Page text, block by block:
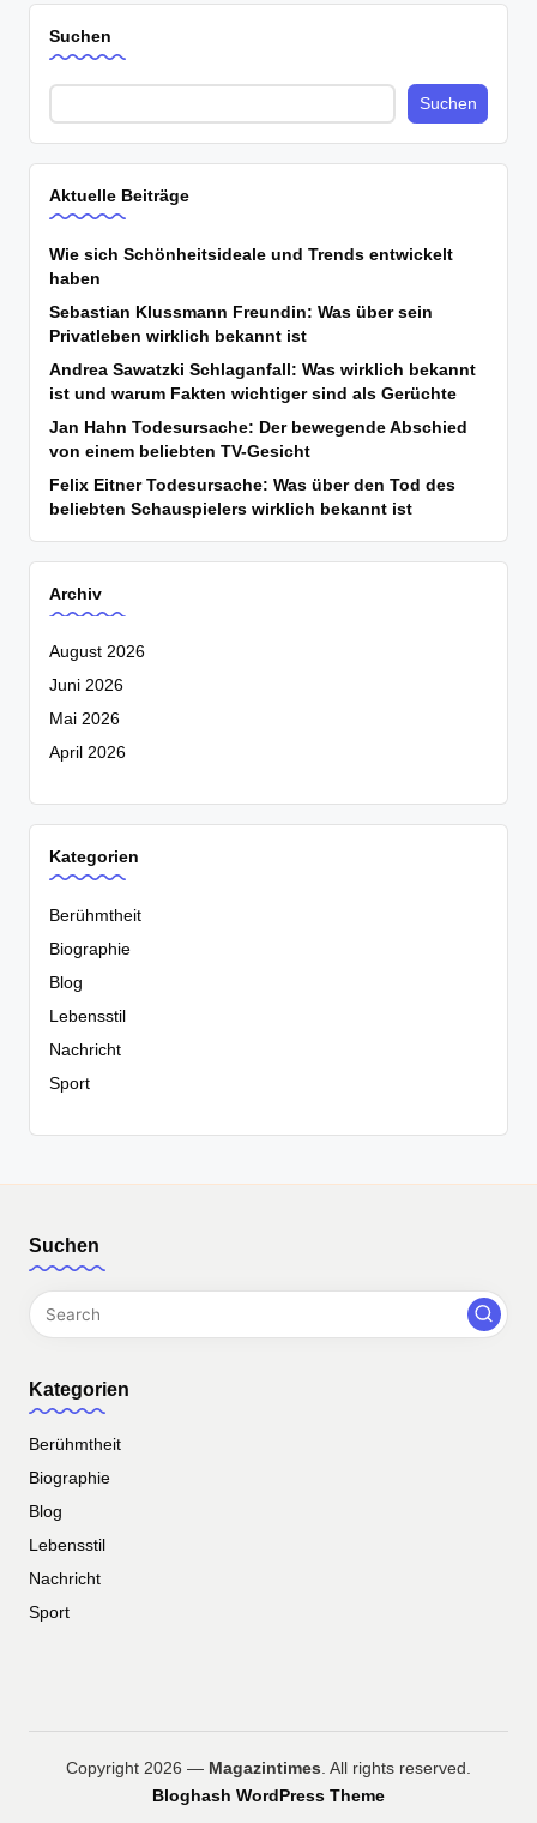
Suchen
Suchen
Aktuelle Beiträge
Wie sich Schönheitsideale und Trends entwickelt
haben
Sebastian Klussmann Freundin: Was über sein
Privatleben wirklich bekannt ist
Andrea Sawatzki Schlaganfall: Was wirklich bekannt
ist und warum Fakten wichtiger sind als Gerüchte
Jan Hahn Todesursache: Der bewegende Abschied
von einem beliebten TV-Gesicht
Felix Eitner Todesursache: Was über den Tod des
beliebten Schauspielers wirklich bekannt ist
Archiv
August 2026
Juni 2026
Mai 2026
April 2026
Kategorien
Berühmtheit
Biographie
Blog
Lebensstil
Nachricht
Sport
Suchen
Kategorien
Berühmtheit
Biographie
Blog
Lebensstil
Nachricht
Sport
Copyright 2026 — Magazintimes. All rights reserved.
Bloghash WordPress Theme